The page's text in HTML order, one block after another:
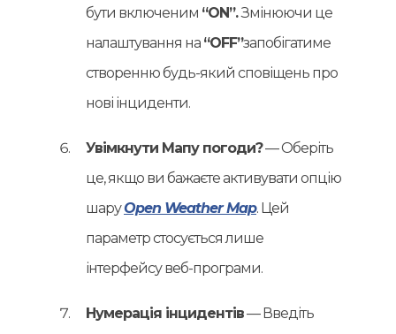
бути включеним “ON”.Змінюючи це
налаштування на “OFF”запобігатиме
створенню будь-який сповіщень про
нові інциденти.
Увімкнути Мапу погоди?— Оберіть
це, якщо ви бажаєте активувати опцію
шаруOpen Weather Map. Цей
параметр стосується лише
інтерфейсу веб-програми.
Нумерація інцидентів— Введіть